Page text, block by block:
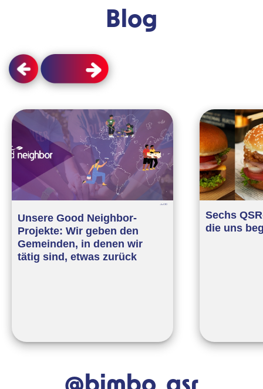
Blog
Jul 30
Unsere Good Neighbor-
Projekte: Wir geben den
Gemeinden, in denen wir
tätig sind, etwas zurück
Sechs
die uns